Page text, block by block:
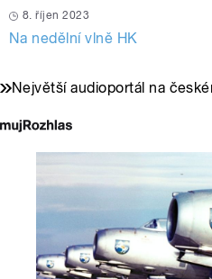
8. říjen 2023
Na nedělní vlně HK
Největší audioportál na